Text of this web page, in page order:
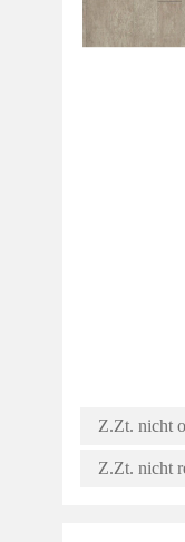
Z.Zt. nicht
Z.Zt. nicht